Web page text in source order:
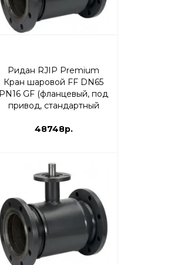
Ридан RJIP Premium
Кран шаровой FF DN65
PN16 GF (фланцевый, под
привод, стандартный
48748р.